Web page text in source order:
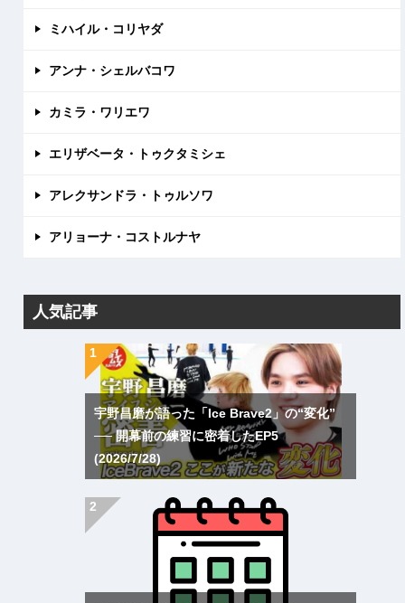
ミハイル・コリヤダ
アンナ・シェルバコワ
カミラ・ワリエワ
エリザベータ・トゥクタミシェ
アレクサンドラ・トゥルソワ
アリョーナ・コストルナヤ
人気記事
宇野昌磨が語った「Ice Brave2」の“変化”
── 開幕前の練習に密着したEP5
(2026/7/28)